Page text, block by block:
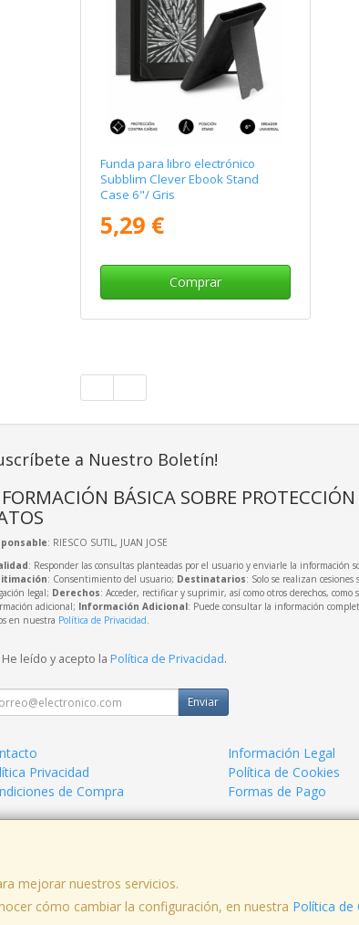
Funda para libro electrónico
Subblim Clever Ebook Stand
Case 6"/ Gris
5,29 €
Comprar
mejorar nuestros servicios.
cómo cambiar la configuración, en nuestra Política de
a Nuestro Boletín!
BÁSICA SOBRE
: RIESCO SUTIL, JUAN JOSE
: Responder las consultas planteadas por el usuario y enviarle la información
: Consentimiento del usuario; Destinatarios: Solo se realizan cesiones
legal; Derechos: Acceder, rectificar y suprimir, así como otros derechos, como
adicional; Información Adicional: Puede consultar la información
en nuestra Política de Privacidad.
He leído y acepto la Política de Privacidad.
Enviar
Información Legal
Privacidad
Política de Cookies
de Compra
Formas de Pago
España.